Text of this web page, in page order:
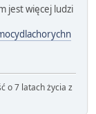
jest więcej ludzi
o 7 latach życia z